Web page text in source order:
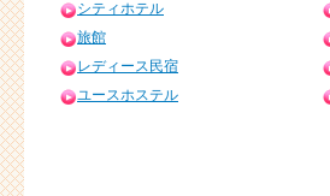
シティホテル
旅館
レディース民宿
ユースホステル